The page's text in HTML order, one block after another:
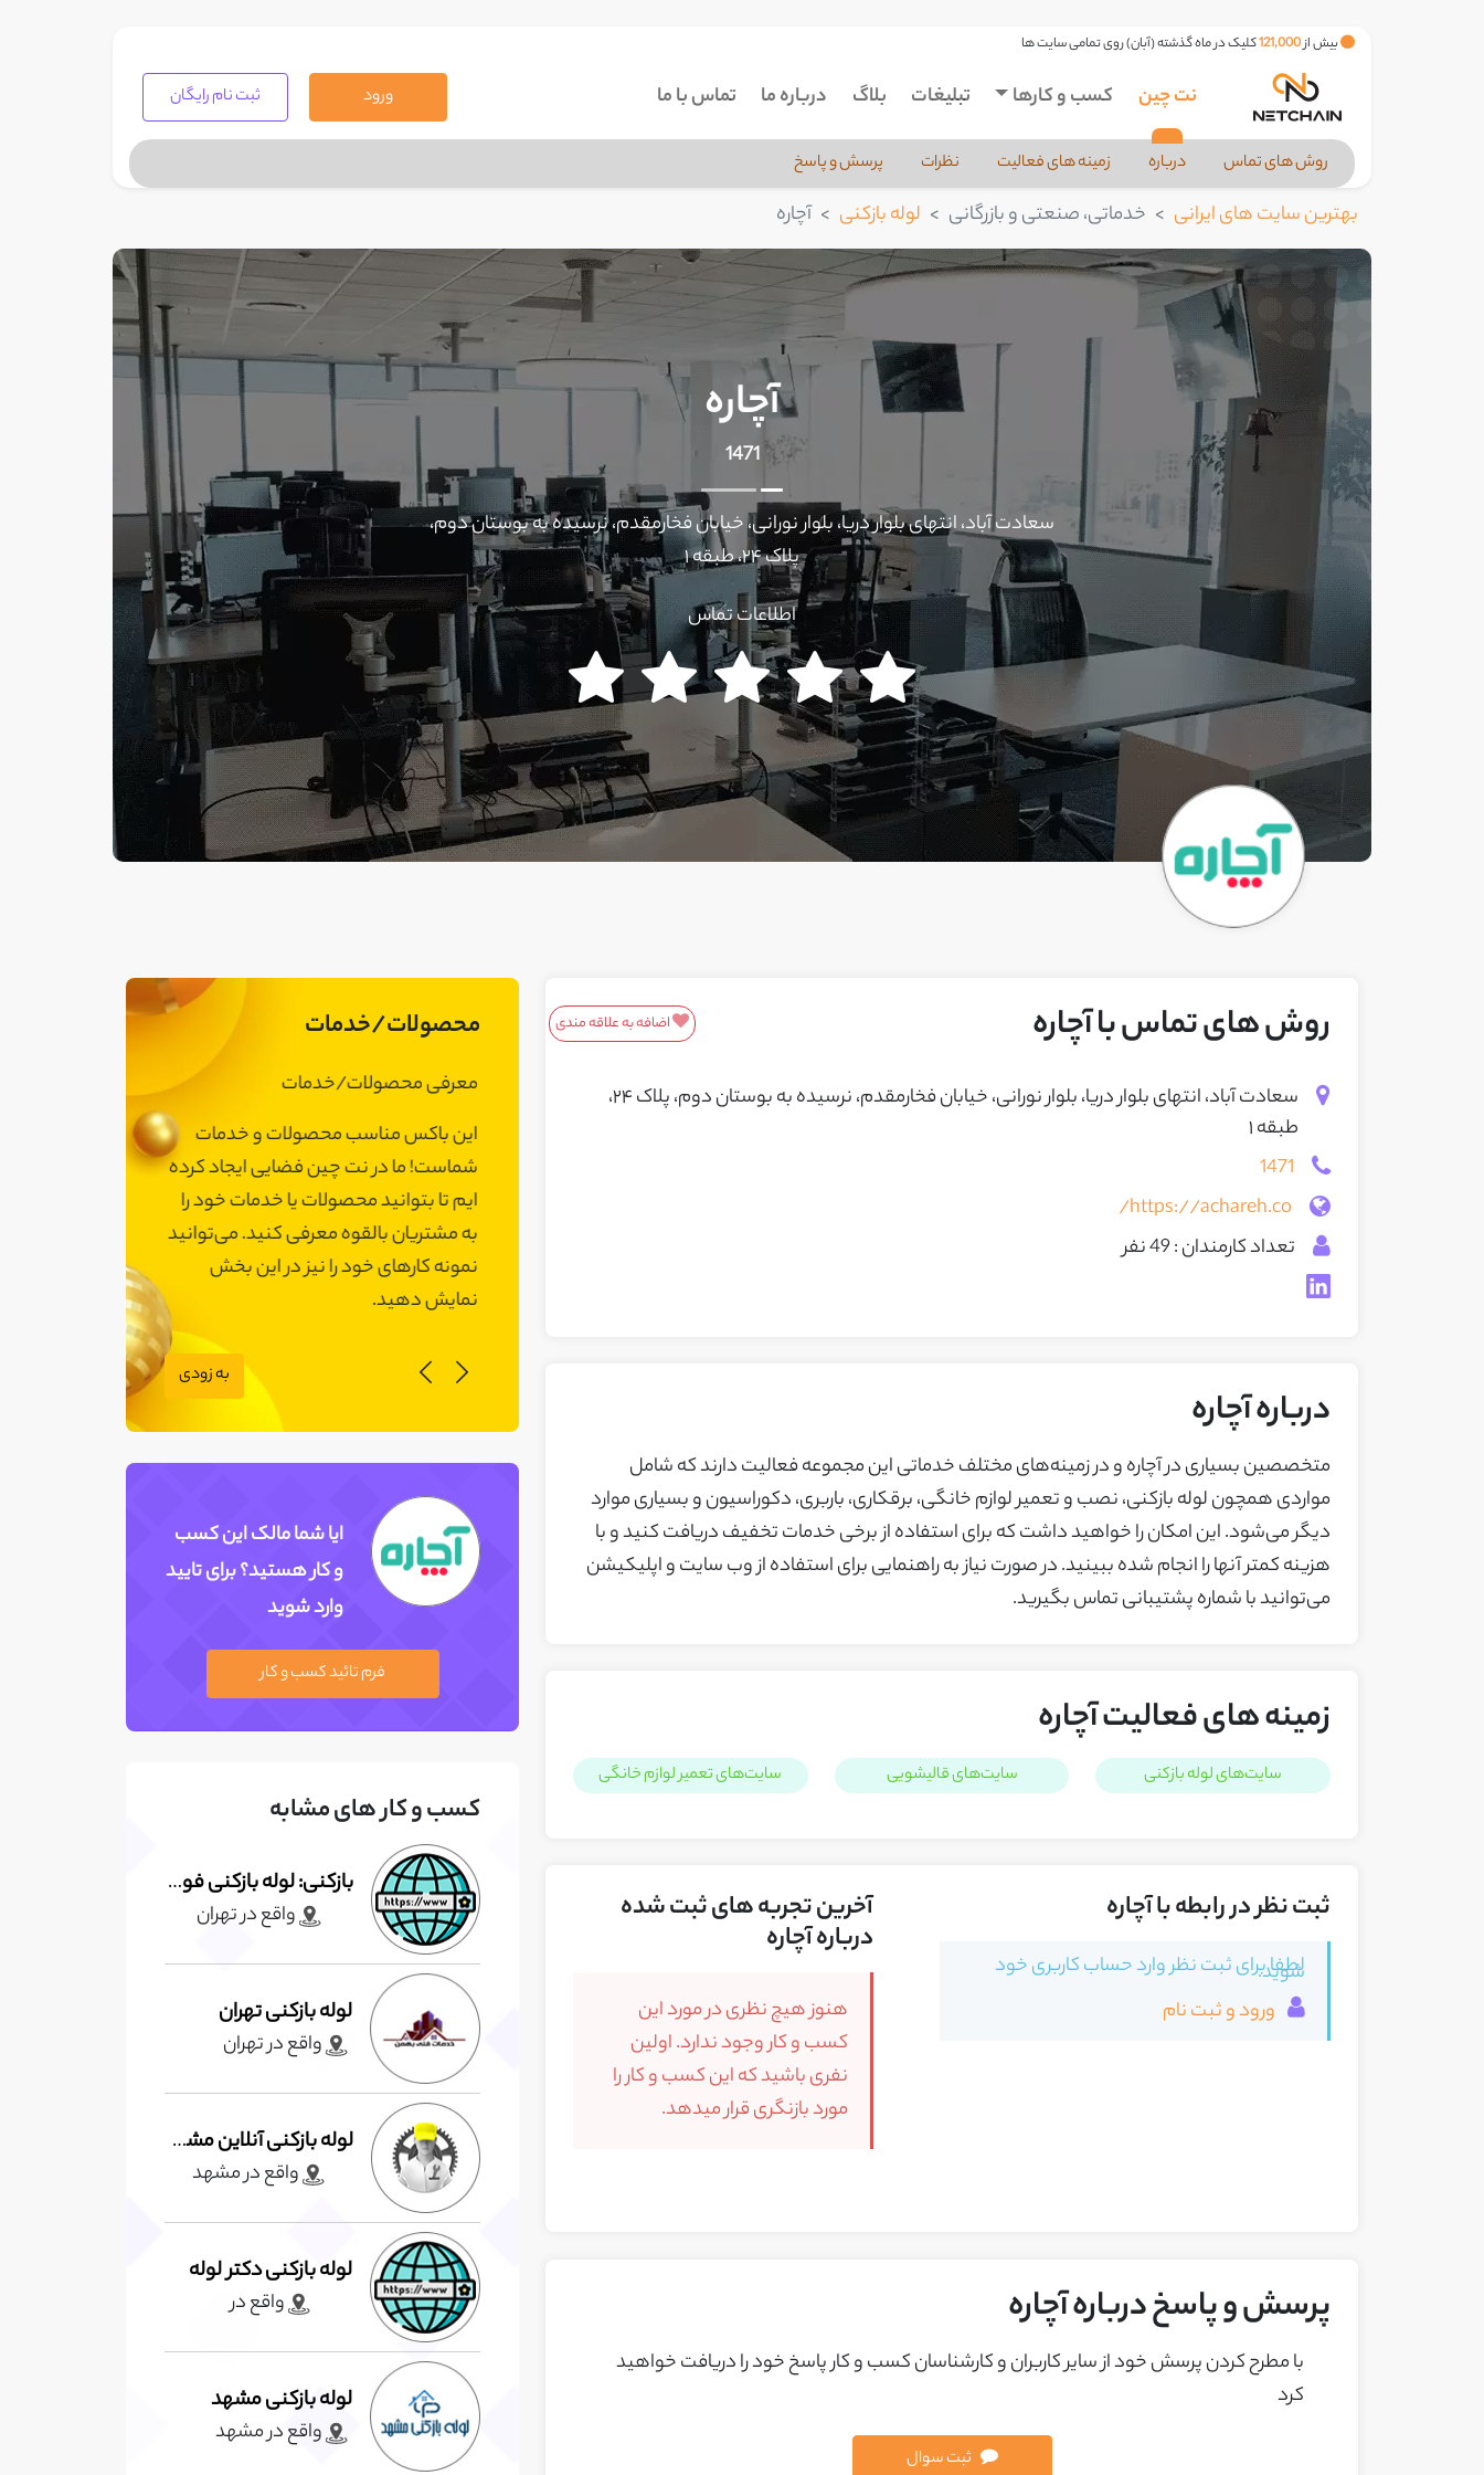
بیش از121,000کلیک در ماه گذشته (آبان) روی تمامی سایت ها
نت چین کسب و کارها تبلیغات بلاگ درباره ما تماس با ما ورود ثبت نام رایگان
روش های تماس درباره زمینه های فعالیت نظرات پرسش و پاسخ
بهترین سایت های ایرانی خدماتی، صنعتی و بازرگانی لوله بازکنی آچاره
آچاره
1471
سعادت آباد، انتهای بلوار دریا، بلوار نورانی، خیابان فخارمقدم، نرسیده به بوستان دوم،
پلاک ۲۴، طبقه ۱
اطلاعات تماس
روش های تماس با آچاره اضافه به علاقه مندی
سعادت آباد، انتهای بلوار دریا، بلوار نورانی، خیابان فخارمقدم، نرسیده به بوستان دوم، پلاک ۲۴،
طبقه ۱
1471
https://achareh.co/
تعداد کارمندان : 49 نفر
درباره آچاره
متخصصین بسیاری در آچاره و در زمینه‌های مختلف خدماتی این مجموعه فعالیت دارند که شامل
مواردی همچون لوله بازکنی، نصب و تعمیر لوازم خانگی، برقکاری، باربری، دکوراسیون و بسیاری موارد
دیگر می‌شود. این امکان را خواهید داشت که برای استفاده از برخی خدمات تخفیف دریافت کنید و با
هزینه کمتر آنها را انجام شده ببینید. در صورت نیاز به راهنمایی برای استفاده از وب سایت و اپلیکیشن
می‌توانید با شماره پشتیبانی تماس بگیرید.
زمینه های فعالیت آچاره
سایت‌های لوله بازکنی سایت‌های قالیشویی سایت‌های تعمیر لوازم خانگی
ثبت نظر در رابطه با آچاره
لطفا برای ثبت نظر وارد حساب کاربری خود
شوید.
ورود و ثبت نام
آخرین تجربه های ثبت شده
درباره آچاره
هنوز هیچ نظری در مورد این
کسب و کار وجود ندارد. اولین
نفری باشید که این کسب و کار را
مورد بازنگری قرار میدهد.
پرسش و پاسخ درباره آچاره
با مطرح کردن پرسش خود از ساير کاربران و کارشناسان کسب و کار پاسخ خود را دريافت خواهيد
کرد
ثبت سوال
محصولات/خدمات
معرفی محصولات/خدمات
معرفی محصولات/خدمات
این باکس مناسب محصولات و خدمات
شماست! ما در نت چین فضایی ایجاد کرده
ایم تا بتوانید محصولات یا خدمات خود را
به مشتریان بالقوه معرفی کنید. می‌توانید
نمونه کارهای خود را نیز در این بخش
نمایش دهید.
شماست! ما در
نمونه کارهای
نمایش دهید.
به زودی
ایا شما مالک این کسب
و کار هستید؟ برای تایید
وارد شوید
فرم تائید کسب و کار
کسب و کار های مشابه
بازکنی: لوله بازکنی فوری و ارزان
واقع در تهران
لوله بازکنی تهران
واقع در تهران
لوله بازکنی آنلاین مشهد
واقع در مشهد
لوله بازکنی دکتر لوله
واقع در
لوله بازکنی مشهد
واقع در مشهد